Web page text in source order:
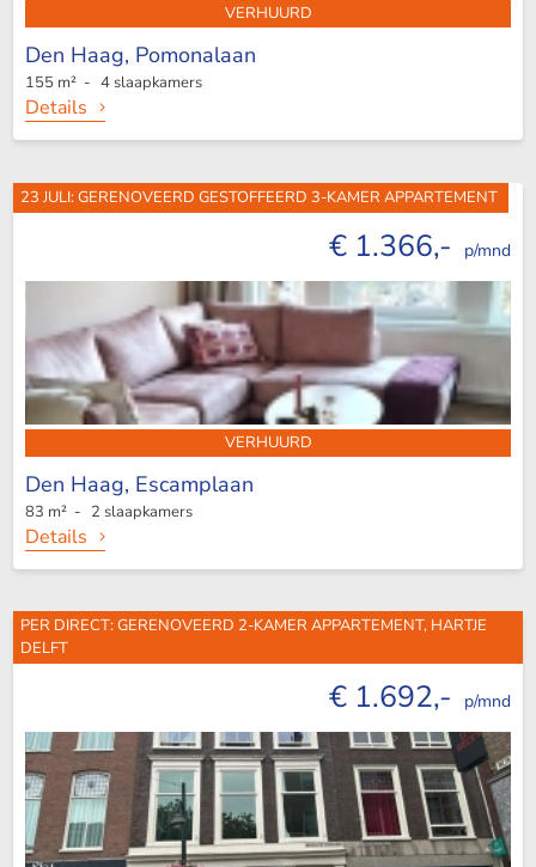
VERHUURD
Den Haag, Pomonalaan
155 m² - 4 slaapkamers
Details
23 JULI: GERENOVEERD GESTOFFEERD 3-KAMER APPARTEMENT
€ 1.366,- p/mnd
VERHUURD
Den Haag, Escamplaan
83 m² - 2 slaapkamers
Details
PER DIRECT: GERENOVEERD 2-KAMER APPARTEMENT, HARTJE
DELFT
€ 1.692,- p/mnd